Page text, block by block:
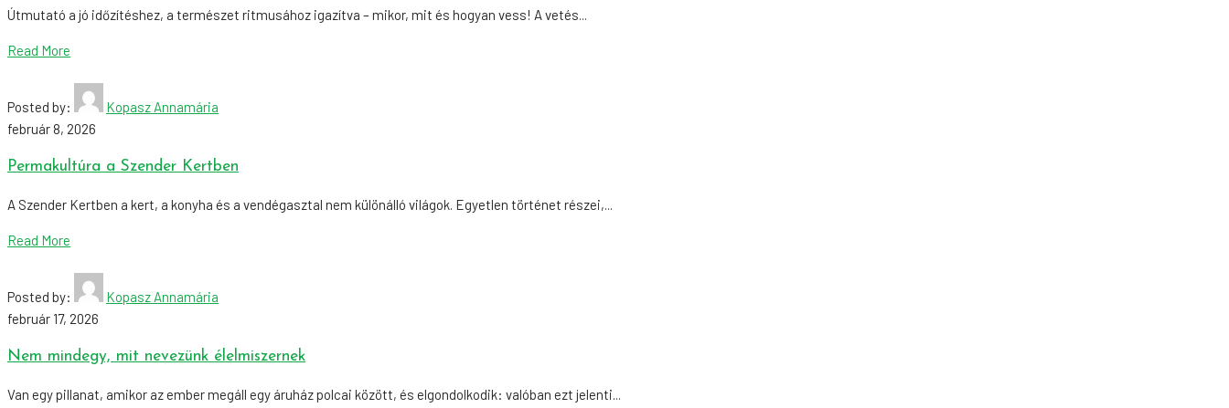
Útmutató a jó időzítéshez, a természet ritmusához igazítva – mikor, mit és hogyan vess! A vetés...
Read More
Posted by:
Kopasz Annamária
február 8, 2026
Permakultúra a Szender Kertben
A Szender Kertben a kert, a konyha és a vendégasztal nem különálló világok. Egyetlen történet részei,...
Read More
Posted by:
Kopasz Annamária
február 17, 2026
Nem mindegy, mit nevezünk élelmiszernek
Van egy pillanat, amikor az ember megáll egy áruház polcai között, és elgondolkodik: valóban ezt jelenti...